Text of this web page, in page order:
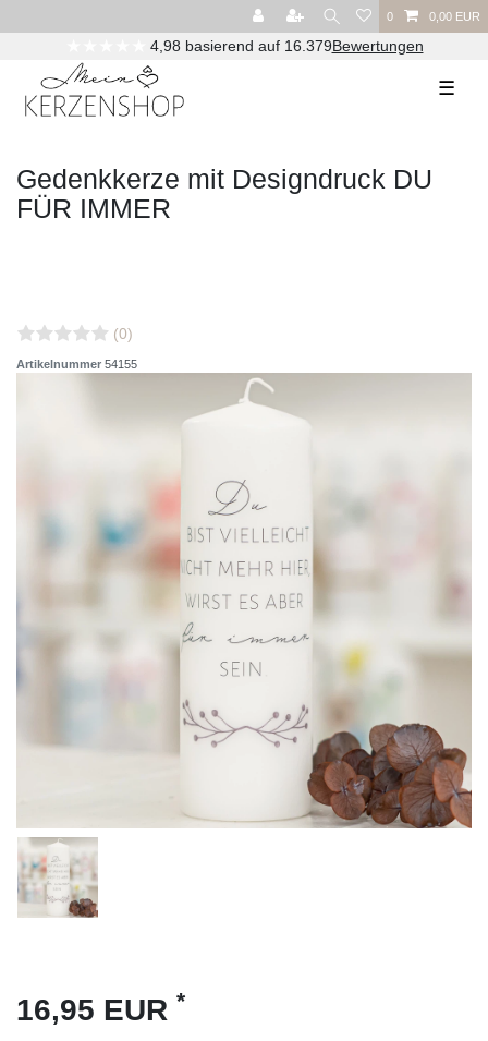
0 0,00 EUR
4,98 basierend auf 16.379Bewertungen
☰
Gedenkkerze mit Designdruck DU
FÜR IMMER
(0)
Artikelnummer 54155
16,95 EUR *